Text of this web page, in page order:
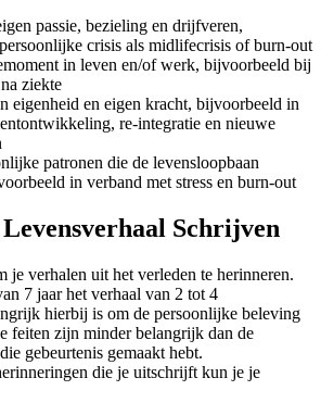
passie, bezieling en drijfveren,
crisis als midlifecrisis of burn-out
in leven en/of werk, bijvoorbeeld bij
ziekte
eigenheid en eigen kracht, bijvoorbeeld in
re-integratie en nieuwe
patronen die de levensloopbaan
in verband met stress en burn-out
Schrijven
je verhalen uit het verleden te herinneren.
7 jaar het verhaal van 2 tot 4
hierbij is om de persoonlijke beleving
feiten zijn minder belangrijk dan de
gebeurtenis gemaakt hebt.
die je uitschrijft kun je je